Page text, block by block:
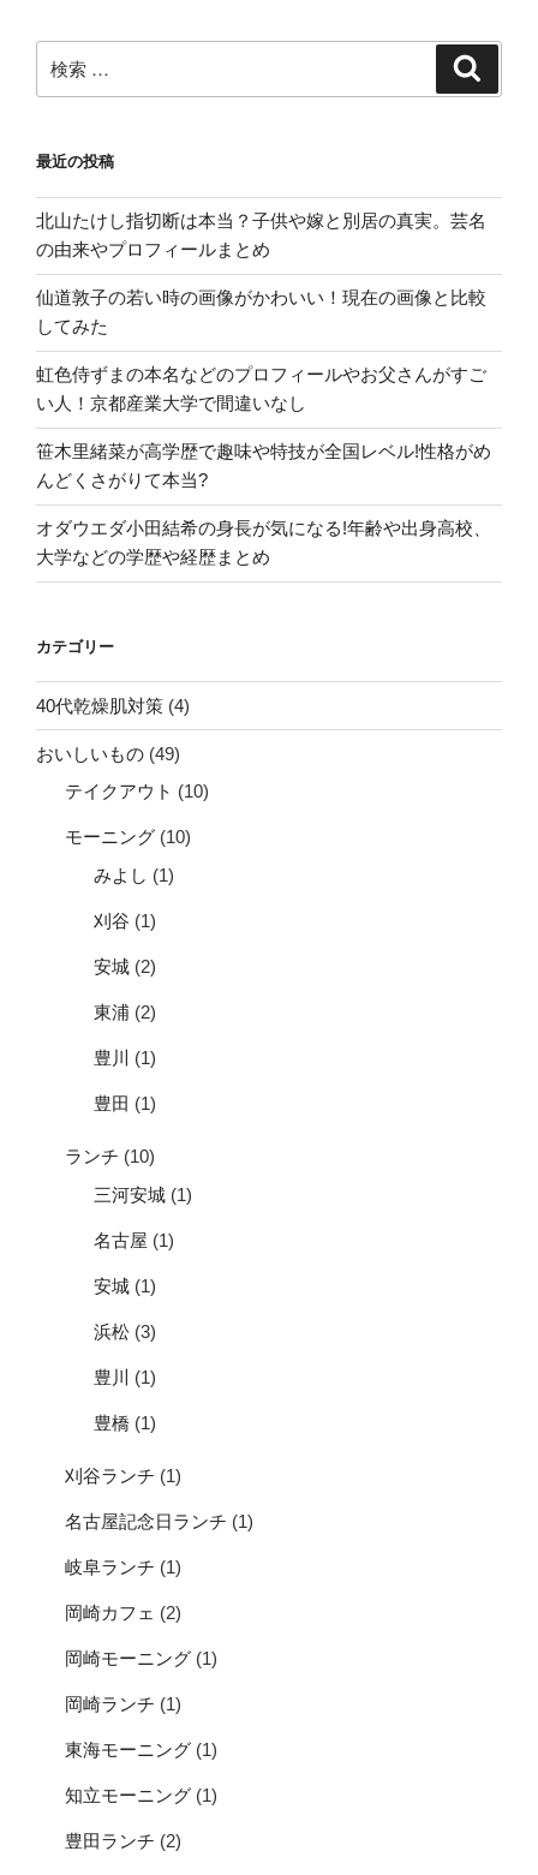
妻
気
に
な
る”
索:
最近の投稿
北山たけし指切断は本当？子供や嫁と別居の真実。芸名
の由来やプロフィールまとめ
仙道敦子の若い時の画像がかわいい！現在の画像と比較
してみた
虹色侍ずまの本名などのプロフィールやお父さんがすご
い人！京都産業大学で間違いなし
笹木里緒菜が高学歴で趣味や特技が全国レベル!性格がめ
んどくさがりて本当?
オダウエダ小田結希の身長が気になる!年齢や出身高校、
大学などの学歴や経歴まとめ
カテゴリー
40代乾燥肌対策 (4)
おいしいもの (49)
テイクアウト (10)
モーニング (10)
みよし (1)
刈谷 (1)
安城 (2)
東浦 (2)
豊川 (1)
豊田 (1)
ランチ (10)
三河安城 (1)
名古屋 (1)
安城 (1)
浜松 (3)
豊川 (1)
豊橋 (1)
刈谷ランチ (1)
名古屋記念日ランチ (1)
岐阜ランチ (1)
岡崎カフェ (2)
岡崎モーニング (1)
岡崎ランチ (1)
東海モーニング (1)
知立モーニング (1)
豊田ランチ (2)